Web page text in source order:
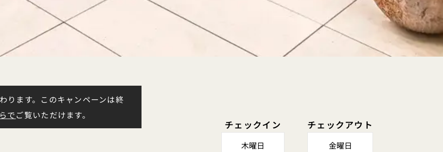
ります。このキャンペーンは終
でご覧いただけます。
チェックイン
木曜日
チェックアウト
金曜日